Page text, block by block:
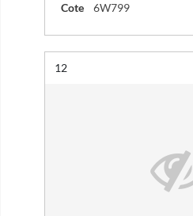
Cote 6W799
Résultat n°
12